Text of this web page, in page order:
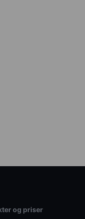
og priser